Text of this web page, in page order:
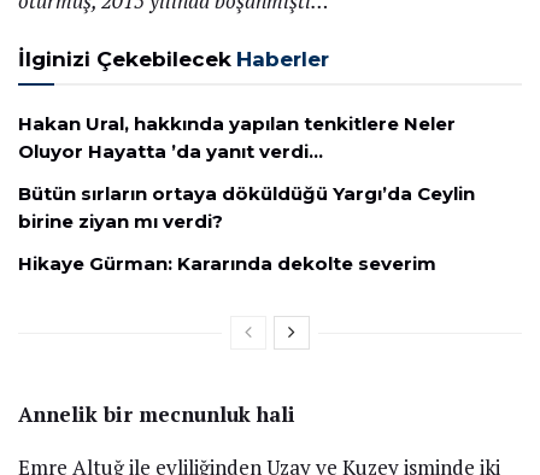
154
SHARES
YouTube’da yayınlanan “Katarsis” programına konuk
his. Travma dediğimiz şey aslında yalnızca geçmişte
yaşadığımız berbat olaylardan oluşmuyor. Yaşamayı